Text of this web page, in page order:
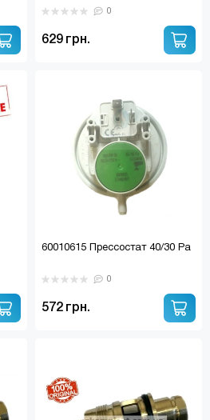
ARISTON, BERETTA, BAXI,
WESTEN, DEMRAD, HERMANN,
0
629 грн.
60010615 Прессостат 40/30 Pa
0
572 грн.